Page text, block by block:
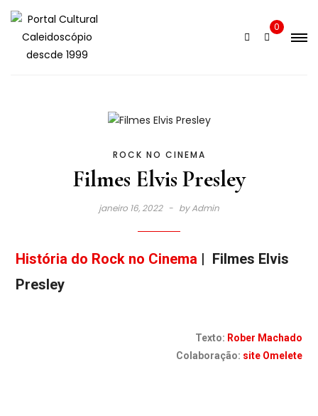
0
ROCK NO CINEMA
Filmes Elvis Presley
janeiro 16, 2022 byAdmin
História do Rock no Cinema | Filmes Elvis
Presley
Texto: Rober Machado
Colaboração: site Omelete